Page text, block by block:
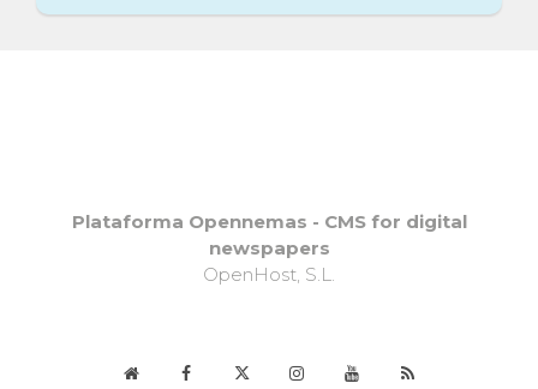
Plataforma Opennemas - CMS for digital
newspapers
OpenHost, S.L.